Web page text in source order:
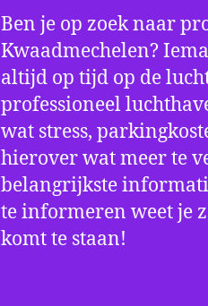
Ben je op zoek naar
Kwaadmechelen?
altijd op tijd op de
professioneel
wat stress,
hierover wat meer te
belangrijkste
te informeren weet je
komt te staan!